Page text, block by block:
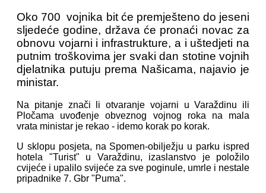
Oko 700 vojnika bit će premješteno do jeseni
sljedeće godine, država će pronaći novac za
obnovu vojarni i infrastrukture, a i uštedjeti na
putnim troškovima jer svaki dan stotine vojnih
djelatnika putuju prema Našicama, najavio je
ministar.
Na pitanje znači li otvaranje vojarni u Varaždinu ili
Pločama uvođenje obveznog vojnog roka na mala
vrata ministar je rekao - idemo korak po korak.
U sklopu posjeta, na Spomen-obilježju u parku ispred
hotela "Turist" u Varaždinu, izaslanstvo je položilo
cvijeće i upalilo svijeće za sve poginule, umrle i nestale
pripadnike 7. Gbr "Puma".